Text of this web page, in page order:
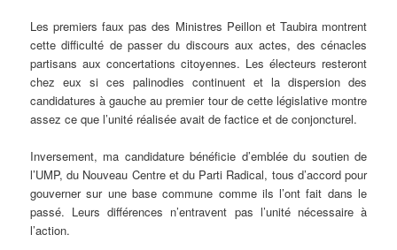
Les premiers faux pas des Ministres Peillon et Taubira montrent
cette difficulté de passer du discours aux actes, des cénacles
partisans aux concertations citoyennes. Les électeurs resteront
chez eux si ces palinodies continuent et la dispersion des
candidatures à gauche au premier tour de cette législative montre
assez ce que l’unité réalisée avait de factice et de conjoncturel.
Inversement, ma candidature bénéficie d’emblée du soutien de
l’UMP, du Nouveau Centre et du Parti Radical, tous d’accord pour
gouverner sur une base commune comme ils l’ont fait dans le
passé. Leurs différences n’entravent pas l’unité nécessaire à
l’action.